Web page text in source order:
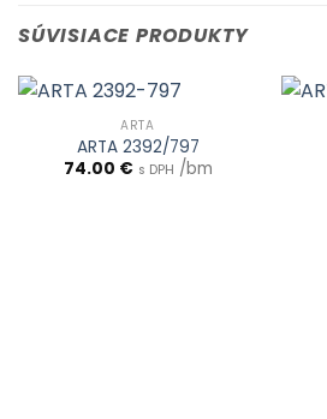
SÚVISIACE PRODUKTY
ARTA
ARTA 2392/797
74.00 € s DPH /bm